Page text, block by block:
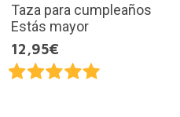
Taza para cumpleaños
Estás mayor
12,95€